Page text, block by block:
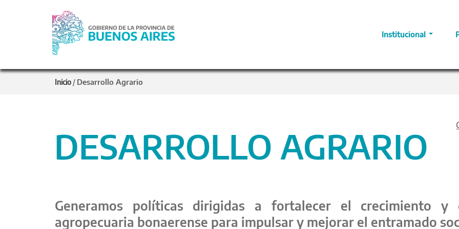
Institucional
Inicio / Desarrollo Agrario
DESARROLLO AGRARIO
Generamos políticas dirigidas a fortalecer el crecimiento
agropecuaria bonaerense para impulsar y mejorar el entramado